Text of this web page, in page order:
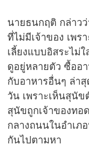
นายธนกฤติ กล่าว
ที่ไม่มีเจ้าของ เพร
เลี้ยงแบบอิสระไม่
ดูอยู่หลายตัว ซื้ออ
กับอาหารอื่นๆ ล่า
วัน เพราะเห็นสุนั
สุนัขถูกเจ้าของทอ
กลางถนนในอำเภ
กันไปตามหา